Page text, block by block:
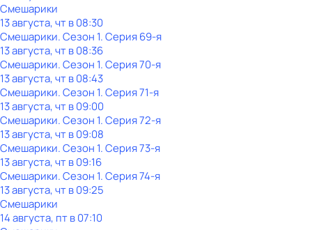
Смешарики
13 августа, чт в 08:30
Смешарики. Сезон 1. Серия 69-я
13 августа, чт в 08:36
Смешарики. Сезон 1. Серия 70-я
13 августа, чт в 08:43
Смешарики. Сезон 1. Серия 71-я
13 августа, чт в 09:00
Смешарики. Сезон 1. Серия 72-я
13 августа, чт в 09:08
Смешарики. Сезон 1. Серия 73-я
13 августа, чт в 09:16
Смешарики. Сезон 1. Серия 74-я
13 августа, чт в 09:25
Смешарики
14 августа, пт в 07:10